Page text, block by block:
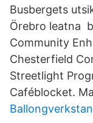
Busbergets
Örebro leatna
Community
Chesterfield
Streetlight
Caféblocket.